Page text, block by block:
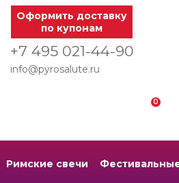
Оформить доставку
по купонам
+7 495 021-44-90
info@pyrosalute.ru
0
Римские свечи